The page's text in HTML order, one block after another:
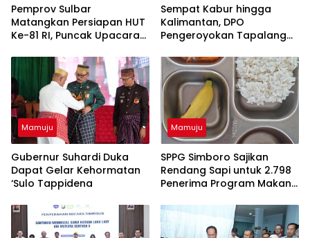
Pemprov Sulbar
Matangkan Persiapan HUT
Ke-81 RI, Puncak Upacara
Sempat Kabur hingga
Kalimantan, DPO
Pengeroyokan Tapalang
Serahkan Diri
Mamuju
Gubernur Suhardi Duka
Dapat Gelar Kehormatan
‘Sulo Tappidena
Mamuju
SPPG Simboro Sajikan
Rendang Sapi untuk 2.798
Penerima Program Makan